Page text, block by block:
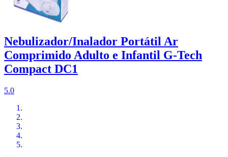
Nebulizador/Inalador Portátil Ar
Comprimido Adulto e Infantil G-Tech
Compact DC1
5.0